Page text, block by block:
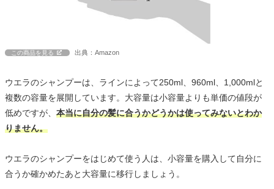
この商品を見る 出典：Amazon
ウエラのシャンプーは、ラインによって250ml、960ml、1,000mlと
複数の容量を展開しています。大容量は小容量よりも単価の値段が
低めですが、 本当に自分の髪に合うかどうかは使ってみないとわか
りません。
ウエラのシャンプーをはじめて使う人は、小容量を購入して自分に
合うか確かめたあと大容量に移行しましょう。